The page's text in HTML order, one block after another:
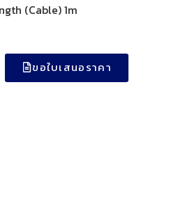
(Cable) 1m
ขอใบเสนอราคา